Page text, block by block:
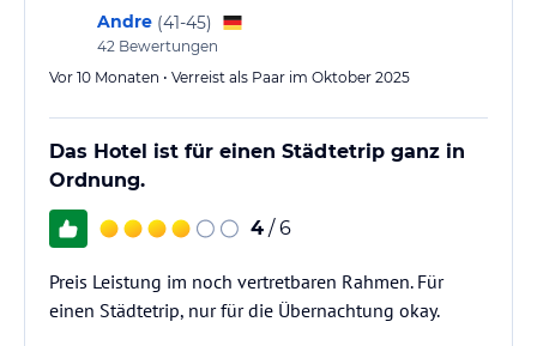
Andre (41-45)
42 Bewertungen
Vor 10 Monaten • Verreist als Paar im Oktober 2025
Das Hotel ist für einen Städtetrip ganz in
Ordnung.
4 / 6
Preis Leistung im noch vertretbaren Rahmen. Für
einen Städtetrip, nur für die Übernachtung okay.